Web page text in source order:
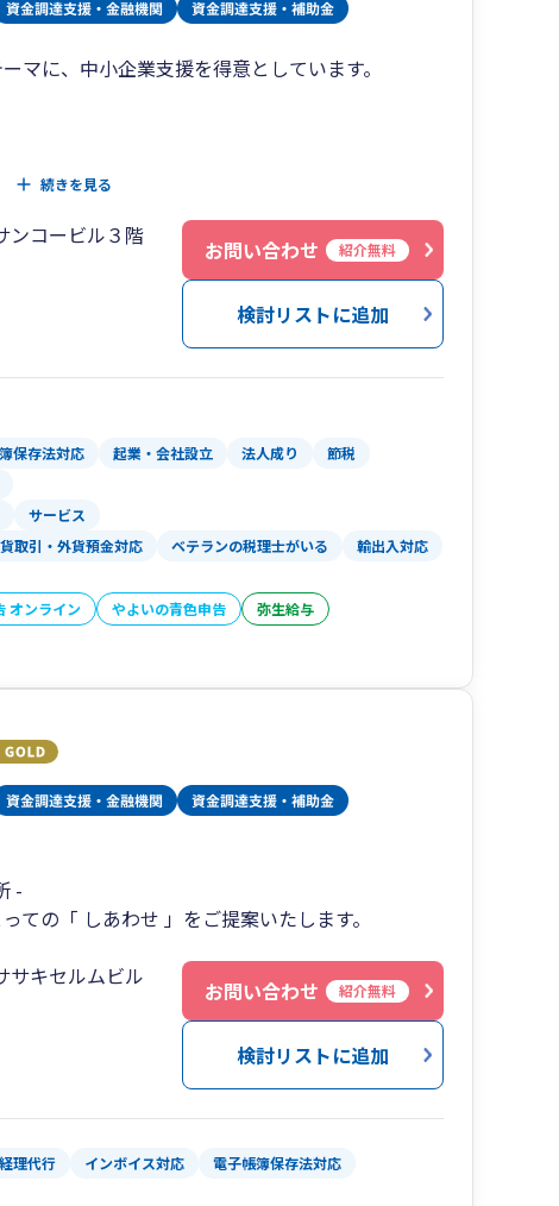
マに、中小企業支援を得意としています。
まります。
り、ご確認いただけます。
してのサポートも積極的に行っております。
社設立サービスも行っております。
続きを見る
ンコービル３階
お問い合わせ 紹介無料
検討リストに追加
保存法対応 起業・会社設立 法人成り
節税
サービス
取引・外貨預金対応 ベテランの税理士がいる
輸出入対応
オンライン やよいの青色申告
弥生給与
-
ての「 しあわせ 」をご提案いたします。
サキセルムビル
お問い合わせ 紹介無料
検討リストに追加
経理代行 インボイス対応
電子帳簿保存法対応